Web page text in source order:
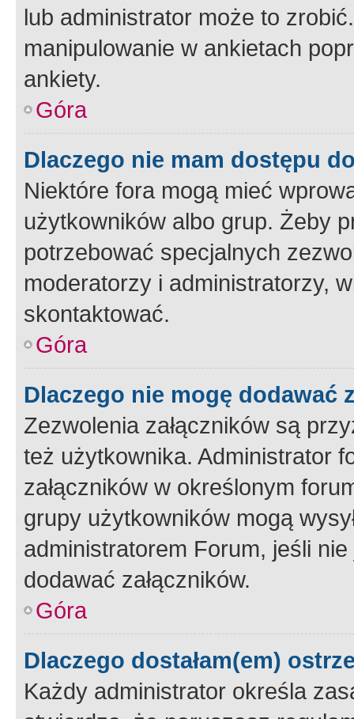
lub administrator może to
manipulowanie w ankietach
ankiety.
Góra
Dlaczego nie mam dostępu
Niektóre fora mogą mieć
użytkowników albo grup. Żeby
potrzebować specjalnych
moderatorzy i administratorzy,
skontaktować.
Góra
Dlaczego nie mogę dodawać
Zezwolenia załączników są
też użytkownika. Administrator
załączników w określonym
grupy użytkowników mogą
administratorem Forum, jeśli
dodawać załączników.
Góra
Dlaczego dostałam(em)
Każdy administrator określa